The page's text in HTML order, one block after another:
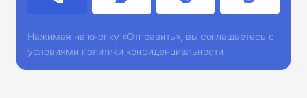
Нажимая на кнопку «Отправить», вы соглашаетесь с
условиями политики конфиденциальности